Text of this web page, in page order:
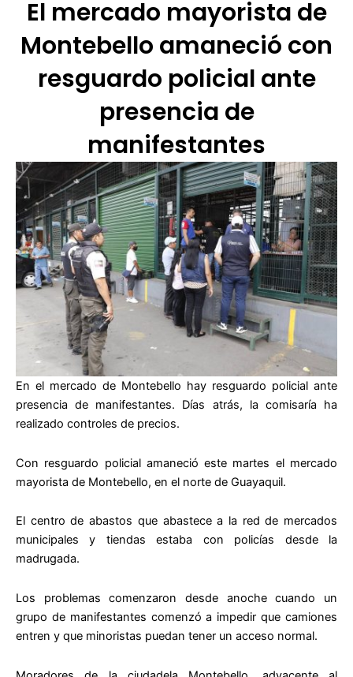
El mercado mayorista de
Montebello amaneció con
resguardo policial ante
presencia de
manifestantes
En el mercado de Montebello hay resguardo policial ante
presencia de manifestantes. Días atrás, la comisaría ha
realizado controles de precios.
Con resguardo policial amaneció este martes el mercado
mayorista de Montebello, en el norte de Guayaquil.
El centro de abastos que abastece a la red de mercados
municipales y tiendas estaba con policías desde la
madrugada.
Los problemas comenzaron desde anoche cuando un
grupo de manifestantes comenzó a impedir que camiones
entren y que minoristas puedan tener un acceso normal.